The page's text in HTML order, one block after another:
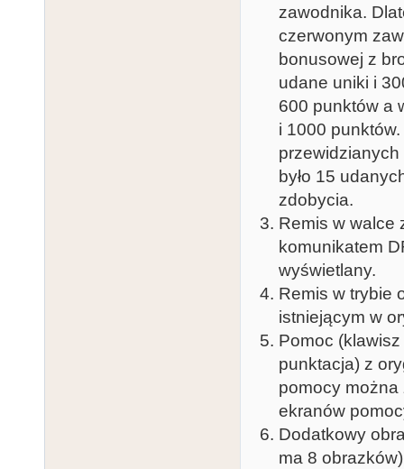
zawodnika.
czerwonym
bonusowej z
udane uniki i
600 punktów a
i 1000
było 15
zdobycia.
Remis w walce
komunikatem
wyświetlany.
Remis w trybie
istniejącym w
Pomoc
punktacja) z
pomocy
ekranów
Dodatkowy
ma 8